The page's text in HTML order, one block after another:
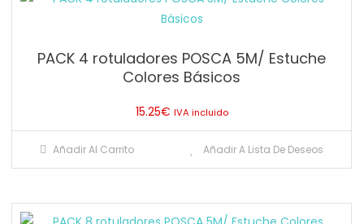
PACK 4 rotuladores POSCA 5M/ Estuche
Colores Básicos
15.25€ IVA incluido
Añadir Al Carrito Añadir A Lista De Deseos